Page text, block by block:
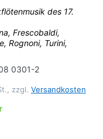
des 17.
Frescobaldi,
Rognoni, Turini,
0301-2
zzgl. Versandkosten